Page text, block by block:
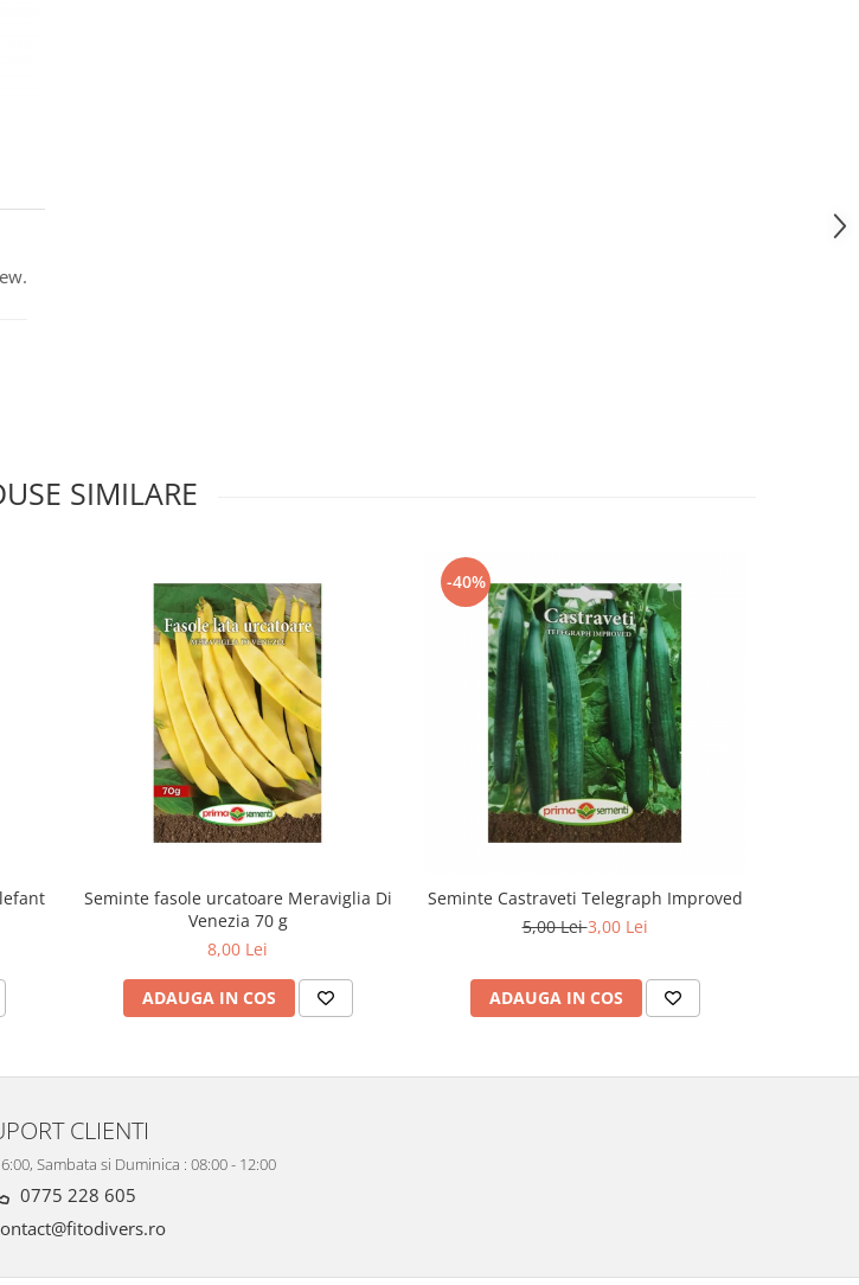
SIMILARE
Seminte fasole urcatoare Meraviglia Di
Venezia 70 g
8,00 Lei
ADAUGA IN COS
-40%
Seminte Castraveti Telegraph Improved
5,00 Lei3,00 Lei
ADAUGA IN COS
CLIENTI
Sambata si Duminica : 08:00 - 12:00
0775 228 605